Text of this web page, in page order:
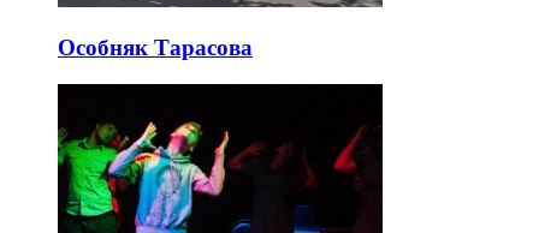
Особняк Тарасова